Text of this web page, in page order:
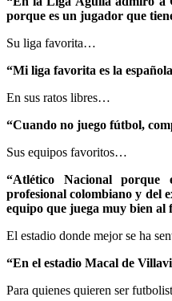
porque es un jugador que
Su liga favorita…
“Mi liga favorita es la
En sus ratos libres…
“Cuando no juego fútbol,
Sus equipos favoritos…
“Atlético Nacional
profesional colombiano y del
equipo que juega muy bien
El estadio donde mejor se ha
“En el estadio Macal de
Para quienes quieren ser